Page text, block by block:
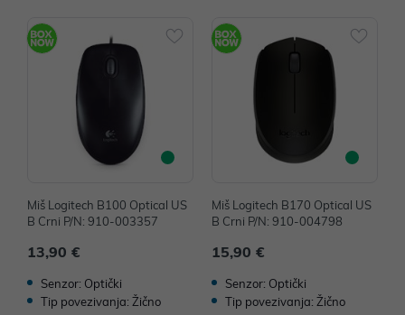
Miš Logitech B100 Optical US
B Crni P/N: 910-003357
13,90 €
Senzor: Optički
Tip povezivanja: Žično
Miš Logitech B170 Optical US
B Crni P/N: 910-004798
15,90 €
Senzor: Optički
Tip povezivanja: Žično